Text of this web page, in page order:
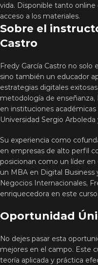
vida. Disponible tanto
acceso a los materiales.
Sobre el
Castro
Fredy García Castro no
sino también un educador
estrategias digitales
metodología de enseñanza,
en instituciones
Universidad Sergio
Su experiencia como
en empresas de alto perfil
posicionan como un líder
un MBA en Digital
Negocios Internacionales,
enriquecedora en este curso.
Oportunidad
No dejes pasar esta
mejores en el campo. Este
teoría aplicada y práctica